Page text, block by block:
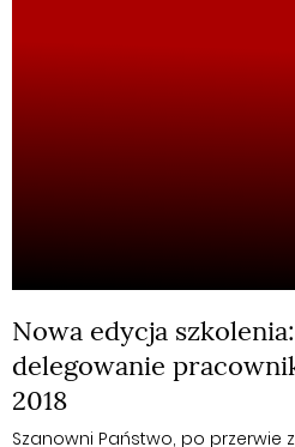
Nowa edycja
delegowanie
2018
Szanowni Państwo, po przerwie